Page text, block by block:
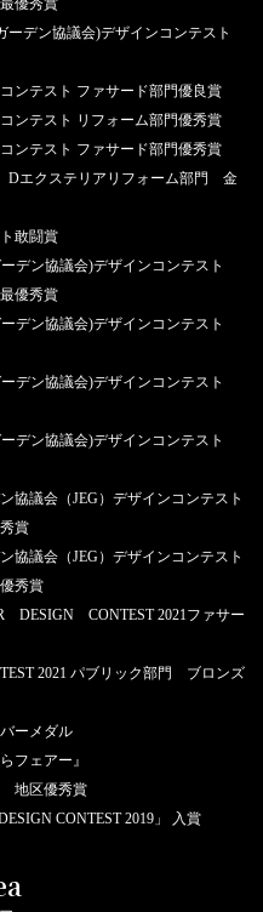
優秀賞
ーデン協議会)デザインコンテスト
ンテスト ファサード部門優良賞
ンテスト リフォーム部門優秀賞
ンテスト ファサード部門優秀賞
Dエクステリアリフォーム部門 金
敢闘賞
デン協議会)デザインコンテスト
優秀賞
デン協議会)デザインコンテスト
デン協議会)デザインコンテスト
デン協議会)デザインコンテスト
協議会（JEG）デザインコンテスト
賞
協議会（JEG）デザインコンテスト
秀賞
CONTEST 2021ファサー
2021 パブリック部門 ブロンズ
ーメダル
フェアー』
地区優秀賞
CONTEST 2019」 入賞